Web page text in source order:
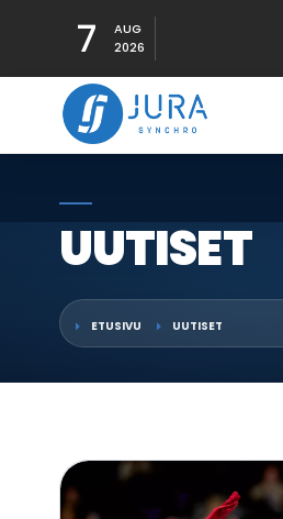
7
AUG
2026
UUTISET
ETUSIVU UUTISET